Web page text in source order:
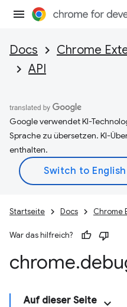
Docs Chrome
API
Google verwendet KI-
Sprache zu übersetzen. KI-
enthalten.
Startseite Docs Chrome
War das hilfreich?
chrome.
Auf dieser Seite